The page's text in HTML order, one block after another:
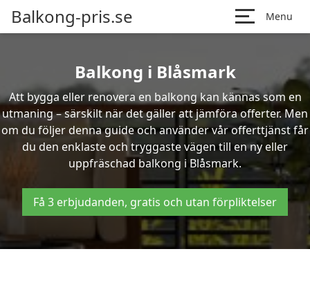
Balkong-pris.se Menu
Balkong i Blåsmark
Att bygga eller renovera en balkong kan kännas som en
utmaning – särskilt när det gäller att jämföra offerter. Men
om du följer denna guide och använder vår offerttjänst får
du den enklaste och tryggaste vägen till en ny eller
uppfräschad balkong i Blåsmark.
Få 3 erbjudanden, gratis och utan förpliktelser